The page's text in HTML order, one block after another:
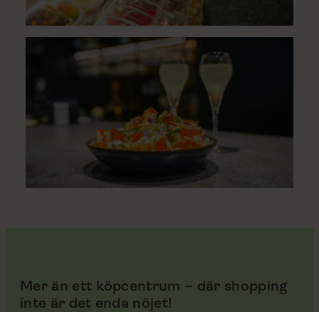
Mer än ett köpcentrum – där shopping
inte är det enda nöjet!